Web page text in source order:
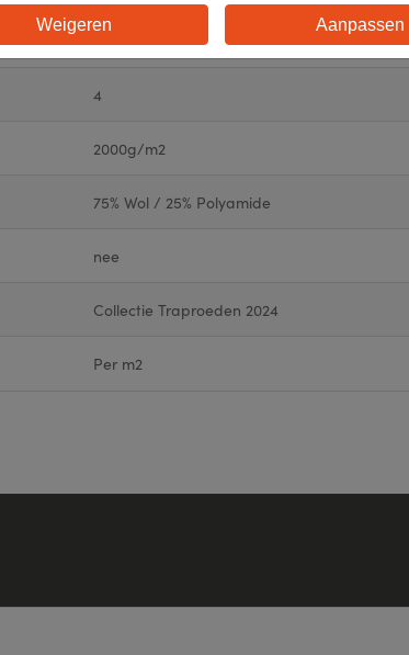
Sage Grey
4
2000g/m2
75% Wol / 25% Polyamide
nee
Collectie Traproeden 2024
Per m2
Weigeren Aanpassen